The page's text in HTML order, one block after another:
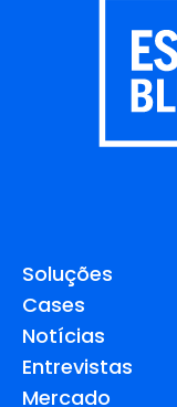
Soluções
Cases
Notícias
Entrevistas
Mercado